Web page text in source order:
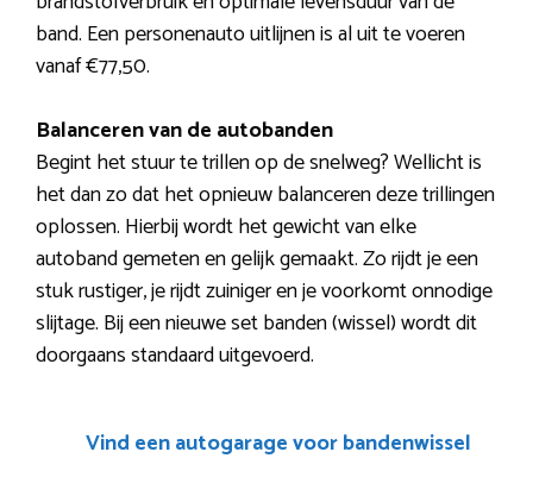
band. Een personenauto uitlijnen is al uit te voeren
vanaf €77,50.
Balanceren van de autobanden
Begint het stuur te trillen op de snelweg? Wellicht is
het dan zo dat het opnieuw balanceren deze trillingen
oplossen. Hierbij wordt het gewicht van elke
autoband gemeten en gelijk gemaakt. Zo rijdt je een
stuk rustiger, je rijdt zuiniger en je voorkomt onnodige
slijtage. Bij een nieuwe set banden (wissel) wordt dit
doorgaans standaard uitgevoerd.
Vind een autogarage voor bandenwissel